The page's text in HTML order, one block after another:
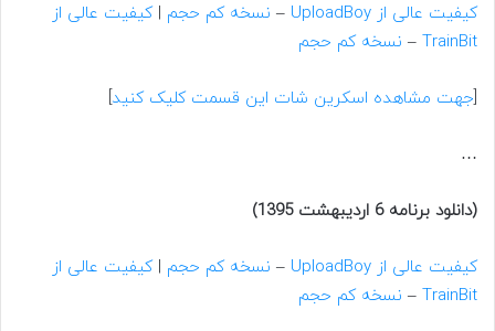
کیفیت عالی از UploadBoy – نسخه کم حجم |کیفیت عالی از
TrainBit
– نسخه کم حجم
[جهت مشاهده اسکرین شات این قسمت کلیک کنید]
…
(دانلود برنامه 6 اردیبهشت 1395)
کیفیت عالی از UploadBoy – نسخه کم حجم |کیفیت عالی از
TrainBit
– نسخه کم حجم